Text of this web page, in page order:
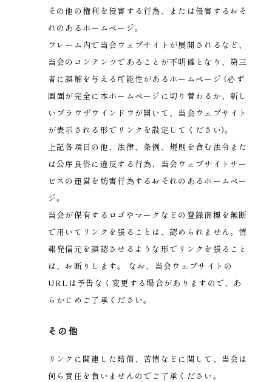
その他の権利を侵害する行為、または侵害するおそ
れのあるホームページ。
フレーム内で当会ウェブサイトが展開されるなど、
当会のコンテンツであることが不明確となり、第三
者に誤解を与える可能性があるホームページ (必ず
画面が完全に本ホームページに切り替わるか、新し
いブラウザウインドウが開いて、当会ウェブサイト
が表示される形でリンクを設定してください)。
上記各項目の他、法律、条例、規則を含む法令また
は公序良俗に違反する行為、当会ウェブサイトサー
ビスの運営を妨害行為するおそれのあるホームペー
ジ。
当会が保有するロゴやマークなどの登録商標を無断
で用いてリンクを張ることは、認められません。情
報発信元を誤認させるような形でリンクを張ること
は、お断りします。 なお、当会ウェブサイトの
URLは予告なく変更する場合がありますので、あ
らかじめご了承ください。
その他
リンクに関連した賠償、苦情などに関して、当会は
何ら責任を負いませんのでご了承ください。